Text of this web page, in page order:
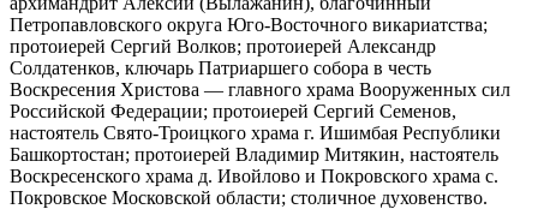
Петропавловского округа Юго-Восточного викариатства;
протоиерей Сергий Волков; протоиерей Александр
Солдатенков, ключарь Патриаршего собора в честь
Воскресения Христова — главного храма Вооруженных сил
Российской Федерации; протоиерей Сергий Семенов,
настоятель Свято-Троицкого храма г. Ишимбая Республики
Башкортостан; протоиерей Владимир Митякин, настоятель
Воскресенского храма д. Ивойлово и Покровского храма с.
Покровское Московской области; столичное духовенство.